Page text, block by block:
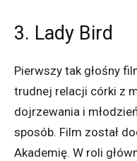
3. Lady Bird
Pierwszy tak głośny
trudnej relacji córki z
dojrzewania i
sposób. Film został
Akademię. W roli